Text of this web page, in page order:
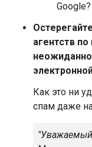
Google?
агентств
Как это ни
спам даже